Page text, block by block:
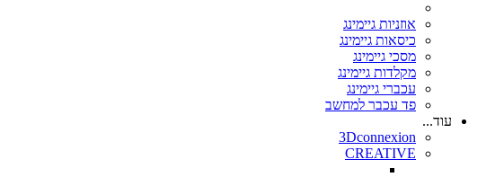
אוזניות גיימינג
כיסאות גיימינג
מסכי גיימינג
מקלדות גיימינג
עכברי גיימינג
פד עכבר למחשב
עוד...
3Dconnexion
CREATIVE